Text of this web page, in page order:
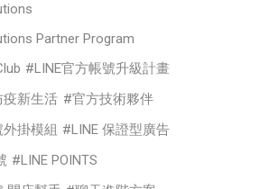
Partner Program
LINE官方帳號升級計畫
疫新生活
官方技術夥伴
外掛模組
LINE 保證型廣告
LINE POINTS